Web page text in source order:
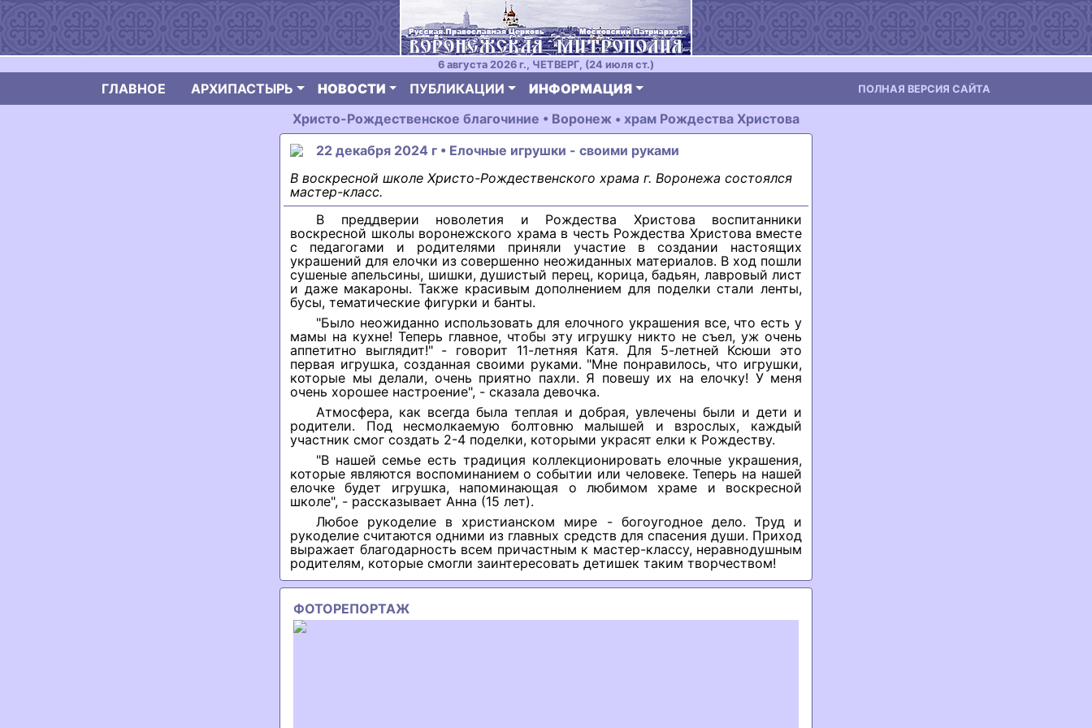
6 августа 2026 г., ЧЕТВЕРГ, (24 июля ст.)
ГЛАВНОЕ АРХИПАСТЫРЬ НОВОСТИ ПУБЛИКАЦИИ ИНФОРМАЦИЯ ПОЛНАЯ ВЕРСИЯ САЙТА
Христо-Рождественское благочиние • Воронеж • храм Рождества Христова
22 декабря 2024 г • Елочные игрушки - своими руками
В воскресной школе Христо-Рождественского храма г. Воронежа состоялся
мастер-класс.
В преддверии новолетия и Рождества Христова воспитанники
воскресной школы воронежского храма в честь Рождества Христова вместе
с педагогами и родителями приняли участие в создании настоящих
украшений для елочки из совершенно неожиданных материалов. В ход пошли
сушеные апельсины, шишки, душистый перец, корица, бадьян, лавровый лист
и даже макароны. Также красивым дополнением для поделки стали ленты,
бусы, тематические фигурки и банты.
"Было неожиданно использовать для елочного украшения все, что есть у
мамы на кухне! Теперь главное, чтобы эту игрушку никто не съел, уж очень
аппетитно выглядит!" - говорит 11-летняя Катя. Для 5-летней Ксюши это
первая игрушка, созданная своими руками. "Мне понравилось, что игрушки,
которые мы делали, очень приятно пахли. Я повешу их на елочку! У меня
очень хорошее настроение", - сказала девочка.
Атмосфера, как всегда была теплая и добрая, увлечены были и дети и
родители. Под несмолкаемую болтовню малышей и взрослых, каждый
участник смог создать 2-4 поделки, которыми украсят елки к Рождеству.
"В нашей семье есть традиция коллекционировать елочные украшения,
которые являются воспоминанием о событии или человеке. Теперь на нашей
елочке будет игрушка, напоминающая о любимом храме и воскресной
школе", - рассказывает Анна (15 лет).
Любое рукоделие в христианском мире - богоугодное дело. Труд и
рукоделие считаются одними из главных средств для спасения души. Приход
выражает благодарность всем причастным к мастер-классу, неравнодушным
родителям, которые смогли заинтересовать детишек таким творчеством!
ФОТОРЕПОРТАЖ